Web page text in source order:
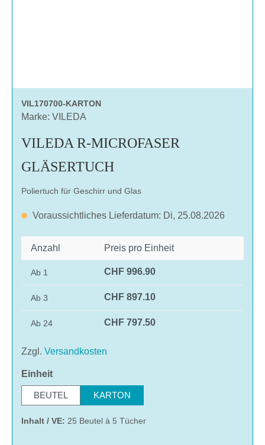
VIL170700-KARTON
Marke: VILEDA
VILEDA R-MICROFASER
GLÄSERTUCH
Poliertuch für Geschirr und Glas
Voraussichtliches Lieferdatum: Di, 25.08.2026
Anzahl Preis pro Einheit
Ab 1 CHF 996.90
Ab 3 CHF 897.10
Ab 24 CHF 797.50
Zzgl. Versandkosten
Einheitauswählen
BEUTEL KARTON
Inhalt / VE: 25 Beutel à 5 Tücher